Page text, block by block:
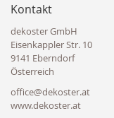
Kontakt
dekoster GmbH
Eisenkappler Str. 10
9141 Eberndorf
Österreich
office@dekoster.at
www.dekoster.at